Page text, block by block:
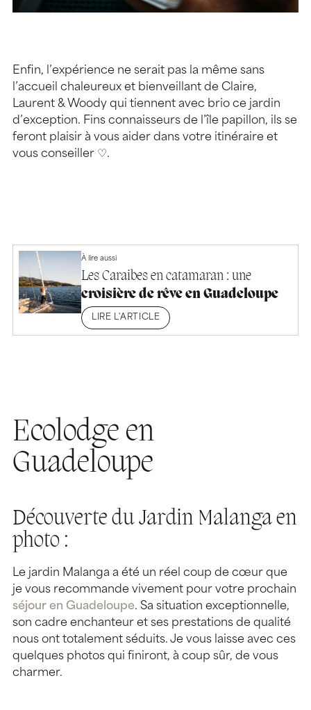
Enfin, l’expérience ne serait pas la même sans
l’accueil chaleureux et bienveillant de Claire,
Laurent & Woody qui tiennent avec brio ce jardin
d’exception. Fins connaisseurs de l’île papillon, ils se
feront plaisir à vous aider dans votre itinéraire et
vous conseiller ♡.
À lire aussi
Les Caraibes en catamaran : une
croisière de rêve en Guadeloupe
LIRE L'ARTICLE
Ecolodge en
Guadeloupe
Découverte du Jardin Malanga en
photo :
Le jardin Malanga a été un réel coup de cœur que
je vous recommande vivement pour votre prochain
séjour en Guadeloupe. Sa situation exceptionnelle,
son cadre enchanteur et ses prestations de qualité
nous ont totalement séduits. Je vous laisse avec ces
quelques photos qui finiront, à coup sûr, de vous
charmer.